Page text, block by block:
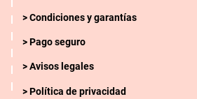
Condiciones y garantías
Pago seguro
Avisos legales
Política de privacidad